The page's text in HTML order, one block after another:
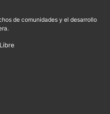
de comunidades y el desarrollo